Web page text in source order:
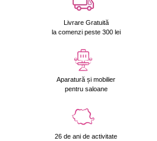
Livrare Gratuită
la comenzi peste 300 lei
Aparatură și mobilier
pentru saloane
26 de ani de activitate